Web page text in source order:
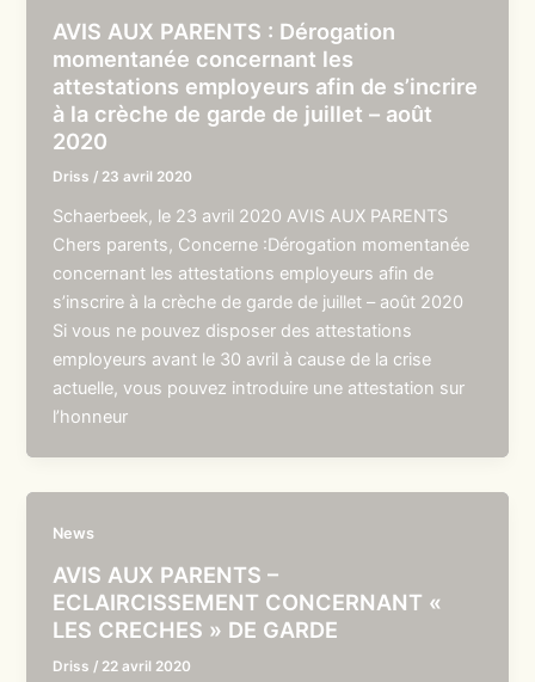
AVIS AUX PARENTS : Dérogation
momentanée concernant les
attestations employeurs afin de s’incrire
à la crèche de garde de juillet – août
2020
Driss / 23 avril 2020
Schaerbeek, le 23 avril 2020 AVIS AUX PARENTS
Chers parents, Concerne :Dérogation momentanée
concernant les attestations employeurs afin de
s’inscrire à la crèche de garde de juillet – août 2020
Si vous ne pouvez disposer des attestations
employeurs avant le 30 avril à cause de la crise
actuelle, vous pouvez introduire une attestation sur
l’honneur
News
AVIS AUX PARENTS –
ECLAIRCISSEMENT CONCERNANT «
LES CRECHES » DE GARDE
Driss / 22 avril 2020